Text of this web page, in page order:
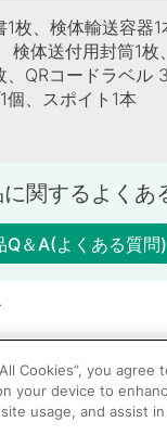
1枚、検体輸送容器
検体送付用封筒1枚
QRコードラベル
個、スポイト1本
関するよくあ
Q＆A(よくある質問)
ボ
Cookies”, you agree
your device to
usage, and assist